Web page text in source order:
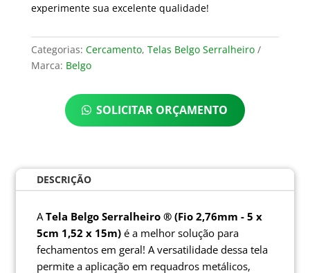
experimente sua excelente qualidade!
Categorias: Cercamento, Telas Belgo Serralheiro
Marca: Belgo
SOLICITAR ORÇAMENTO
DESCRIÇÃO
ATela Belgo Serralheiro ® (Fio 2,76mm - 5 x
5cm 1,52 x 15m)é a melhor solução para
fechamentos em geral! A versatilidade dessa tela
permite a aplicação em requadros metálicos,